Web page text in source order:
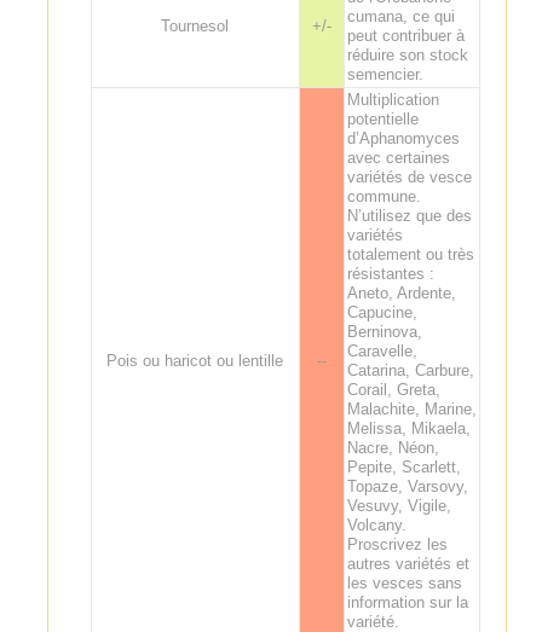
Tournesol +/-
cumana, ce qui
peut contribuer à
réduire son stock
semencier.
Pois ou haricot ou lentille --
Multiplication
potentielle
d’Aphanomyces
avec certaines
variétés de vesce
commune.
N’utilisez que des
variétés
totalement ou très
résistantes :
Aneto, Ardente,
Capucine,
Berninova,
Caravelle,
Catarina, Carbure,
Corail, Greta,
Malachite, Marine,
Melissa, Mikaela,
Nacre, Néon,
Pepite, Scarlett,
Topaze, Varsovy,
Vesuvy, Vigile,
Volcany.
Proscrivez les
autres variétés et
les vesces sans
information sur la
variété.